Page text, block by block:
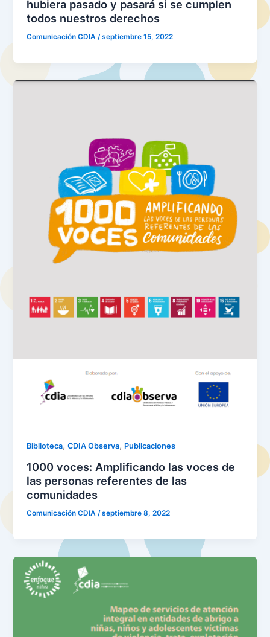
hubiera pasado y pasará si se cumplen
todos nuestros derechos
Comunicación CDIA/septiembre 15, 2022
Biblioteca,CDIA Observa, Publicaciones
1000 voces: Amplificando las voces de
las personas referentes de las
comunidades
Comunicación CDIA/septiembre 8, 2022